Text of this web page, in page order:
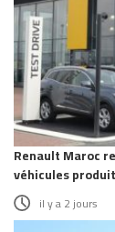
Renault Maroc
véhicules
il y a 2 jours